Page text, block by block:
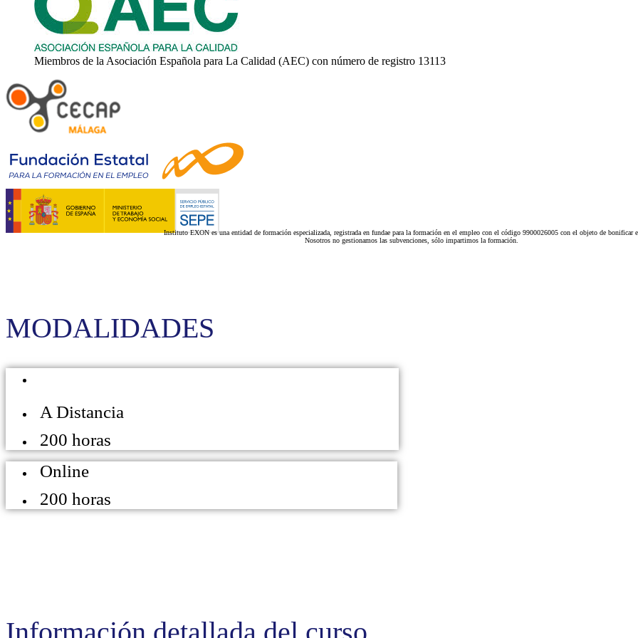
Miembros de la Asociación Española para La Calidad (AEC) con número de registro 13113
Instituto EXON es una entidad de formación especializada, registrada en fundae para la formación en el empleo con el código 9900026005 con el objeto de bonificar
Nosotros no gestionamos las subvenciones, sólo impartimos la formación.
MODALIDADES
A Distancia
200 horas
Online
200 horas